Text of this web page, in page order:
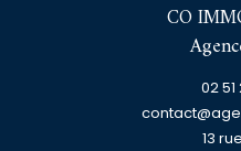
CO
02 51
13